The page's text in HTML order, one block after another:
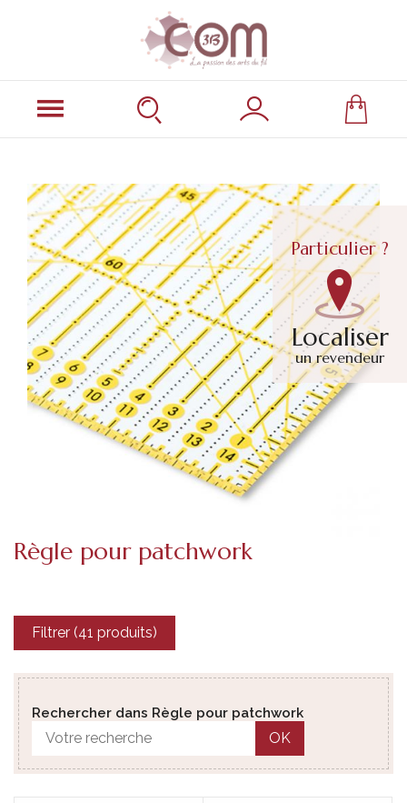
Particulier ?
Localiser
un revendeur
Règle pour patchwork
Filtrer (41 produits)
Rechercher dans Règle pour patchwork
OK